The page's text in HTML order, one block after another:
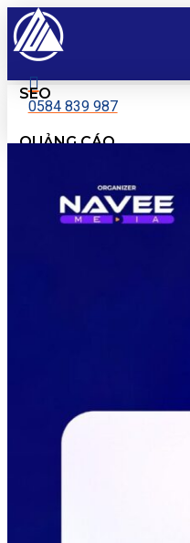
0584 839 987
SEO
QUẢNG CÁO
EMAIL MARKETING
ĐỐI TÁC